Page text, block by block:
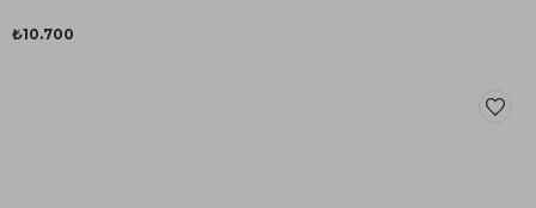
₺10.700